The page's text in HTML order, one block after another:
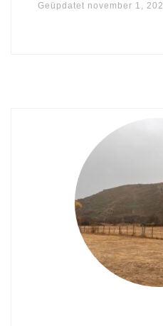
Geüpdatet november 1,